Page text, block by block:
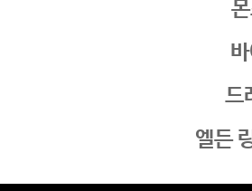
드
엘든